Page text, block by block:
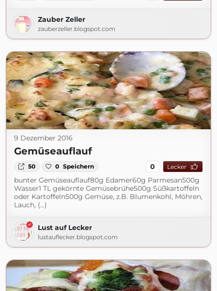
Zauber Zeller
zauberzeller.blogspot.com
9 Dezember 2016
Gemüseauflauf
50 0 Speichern 0 Lecker
bunter Gemüseauflauf80g Edamer60g Parmesan500g
Wasser1 TL gekörnte Gemüsebrühe500g Süßkartoffeln
oder Kartoffeln500g Gemüse, z.B. Blumenkohl, Möhren,
Lauch, (...)
Lust auf Lecker
lustauflecker.blogspot.com